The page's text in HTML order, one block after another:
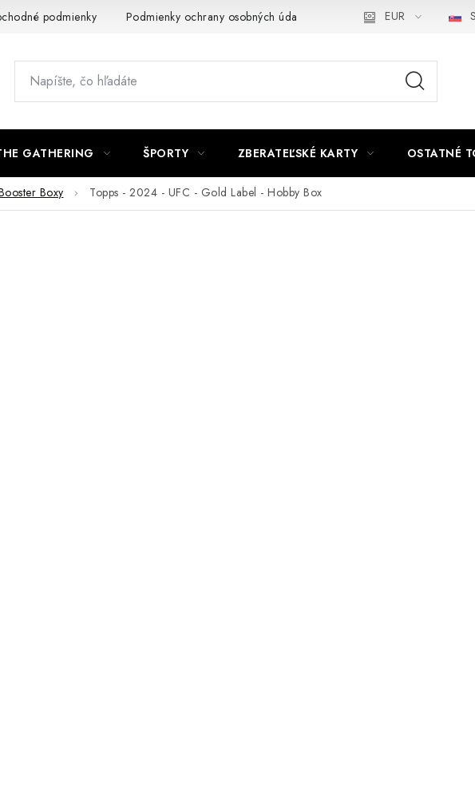
podmienky Podmienky ochrany osobných údajov a poučenie o Cookies
EUR
GATHERING ŠPORTY ZBERATEĽSKÉ KARTY OSTATNÉ
Boxy Topps - 2024 - UFC - Gold Label - Hobby Box